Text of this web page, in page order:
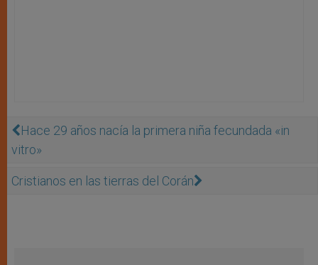
Hace 29 años nacía la primera niña fecundada «in
vitro»
Cristianos en las tierras del Corán